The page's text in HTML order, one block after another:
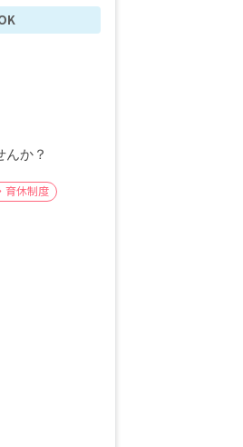
勤務実績がない
んか？
育休制度